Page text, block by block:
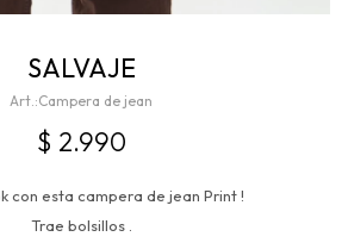
SALVAJE
Campera de jean
$ 2.990
con esta campera de jean Print !
Trae bolsillos .